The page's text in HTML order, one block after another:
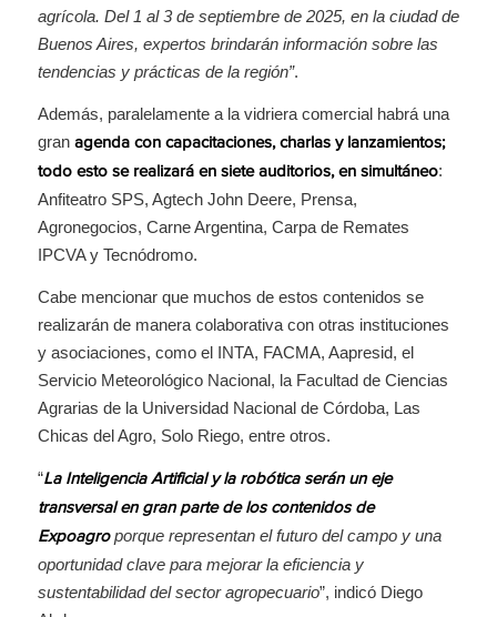
agrícola. Del 1 al 3 de septiembre de 2025, en la ciudad de
Buenos Aires, expertos brindarán información sobre las
tendencias y prácticas de la región”.
Además, paralelamente a la vidriera comercial habrá una
gran agenda con capacitaciones, charlas y lanzamientos;
todo esto se realizará en siete auditorios, en simultáneo:
Anfiteatro SPS, Agtech John Deere, Prensa,
Agronegocios, Carne Argentina, Carpa de Remates
IPCVA y Tecnódromo.
Cabe mencionar que muchos de estos contenidos se
realizarán de manera colaborativa con otras instituciones
y asociaciones, como el INTA, FACMA, Aapresid, el
Servicio Meteorológico Nacional, la Facultad de Ciencias
Agrarias de la Universidad Nacional de Córdoba, Las
Chicas del Agro, Solo Riego, entre otros.
“La Inteligencia Artificial y la robótica serán un eje
transversal en gran parte de los contenidos de
Expoagroporque representan el futuro del campo y una
oportunidad clave para mejorar la eficiencia y
sustentabilidad del sector agropecuario”, indicó Diego